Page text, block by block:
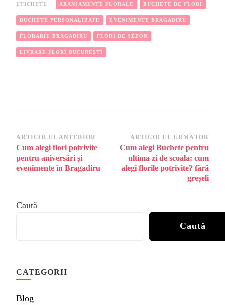
ETICHETE: ARANJAMENTE FLORALE BUCHETE DE FLORI
BUCHETE PERSONALIZATE EVENIMENTE BRAGADIRU
FLORARIE BRAGADIRU FLORI DE SEZON
LIVRARE FLORI BUCUREȘTI
Navigare
în
articole
ARTICOLUL ANTERIOR
Cum alegi flori potrivite
pentru aniversări și
evenimente în Bragadiru
ARTICOLUL URMĂTOR
Cum alegi Buchete pentru
ultima zi de scoala: cum
alegi florile potrivite? fără
greșeli
Caută
Caută
CATEGORII
Blog